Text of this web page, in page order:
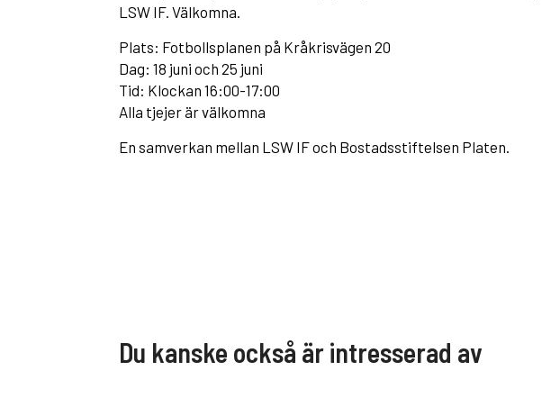
LSW IF. Välkomna.
Plats: Fotbollsplanen på Kråkrisvägen 20
Dag: 18 juni och 25 juni
Tid: Klockan 16:00-17:00
Alla tjejer är välkomna
En samverkan mellan LSW IF och Bostadsstiftelsen Platen.
Du kanske också är intresserad av